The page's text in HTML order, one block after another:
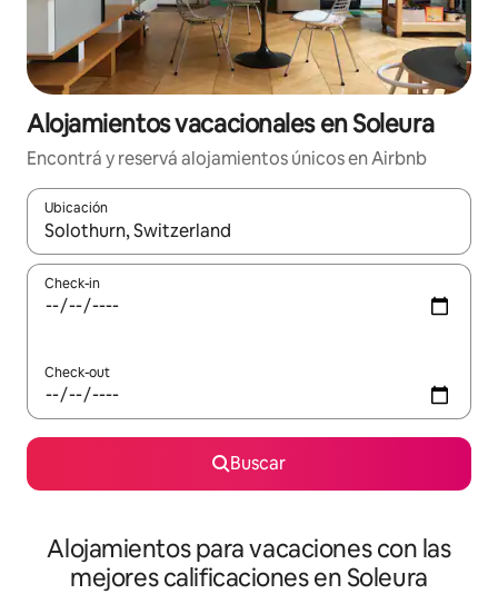
Alojamientos vacacionales en Soleura
Encontrá y reservá alojamientos únicos en Airbnb
Ubicación
Cuando los resultados estén disponibles, navegá con las
Check-in
Check-out
Buscar
Alojamientos para vacaciones con las
mejores calificaciones en Soleura